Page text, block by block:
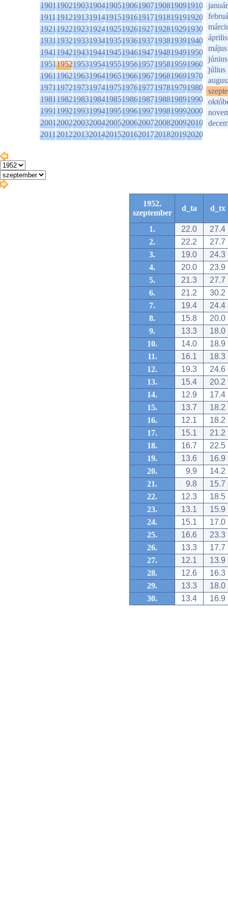
1901190219031904190519061907190819091910
1911191219131914191519161917191819191920
1921192219231924192519261927192819291930
1931193219331934193519361937193819391940
1941194219431944194519461947194819491950
1951195219531954195519561957195819591960
1961196219631964196519661967196819691970
1971197219731974197519761977197819791980
1981198219831984198519861987198819891990
1991199219931994199519961997199819992000
2001200220032004200520062007200820092010
2011201220132014201520162017201820192020
január
április
május
június
július
1952.
szeptember
d_ta d_tx
1. 22.0
27.4
2.
22.2
27.7
3.
19.0
24.3
4.
20.0
23.9
5.
21.3
27.7
6.
21.2
30.2
7.
19.4
24.4
8.
15.8
20.0
9.
13.3
18.0
10.
14.0
18.9
11.
16.1
18.3
12.
19.3
24.6
13.
15.4
20.2
14.
12.9
17.4
15.
13.7
18.2
16.
12.1
18.2
17.
15.1
21.2
18.
16.7
22.5
19.
13.6
16.9
20.
9.9
14.2
21.
9.8
15.7
22.
12.3
18.5
23.
13.1
15.9
24.
15.1
17.0
25.
16.6
23.3
26.
13.3
17.7
27.
12.1
13.9
28.
12.6
16.3
29.
13.3
18.0
30.
13.4 16.9